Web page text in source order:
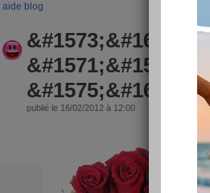
aide blog
publié le 16/02/2012 à 12:00